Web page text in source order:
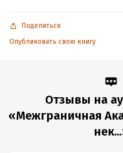
Подробная информация
Поделиться
Опубликовать свою книгу
Отзывы на
«Межграничная